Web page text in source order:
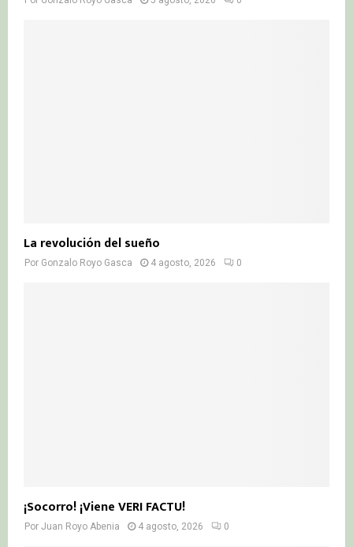
La revolución del sueño
Por Gonzalo Royo Gasca 4 agosto, 2026 0
¡Socorro! ¡Viene VERI FACTU!
Por Juan Royo Abenia 4 agosto, 2026 0